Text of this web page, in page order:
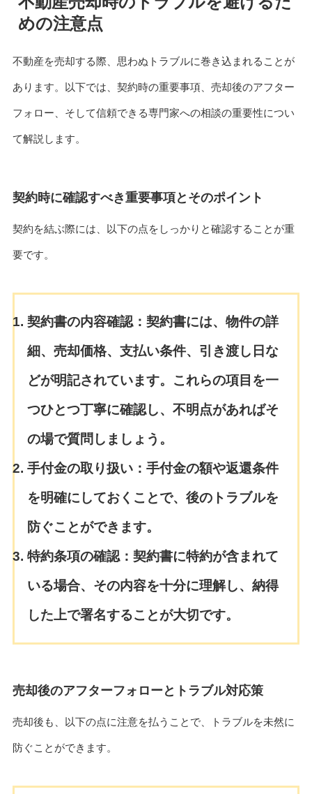
めの注意点
不動産を売却する際、思わぬトラブルに巻き込まれることが
あります。以下では、契約時の重要事項、売却後のアフター
フォロー、そして信頼できる専門家への相談の重要性につい
て解説します。
契約時に確認すべき重要事項とそのポイント
契約を結ぶ際には、以下の点をしっかりと確認することが重
要です。
契約書の内容確認： 契約書には、物件の詳
細、売却価格、支払い条件、引き渡し日な
どが明記されています。これらの項目を一
つひとつ丁寧に確認し、不明点があればそ
の場で質問しましょう。
手付金の取り扱い： 手付金の額や返還条件
を明確にしておくことで、後のトラブルを
防ぐことができます。
特約条項の確認： 契約書に特約が含まれて
いる場合、その内容を十分に理解し、納得
した上で署名することが大切です。
売却後のアフターフォローとトラブル対応策
売却後も、以下の点に注意を払うことで、トラブルを未然に
防ぐことができます。